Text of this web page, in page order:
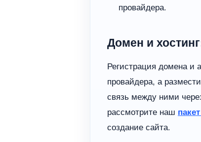
провайдера.
Домен и
Регистрация домена и
провайдера, а
связь между ними
рассмотрите наш
создание сайта.